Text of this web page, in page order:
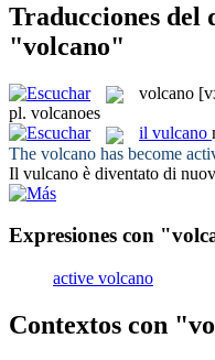
Traducciones del
"volcano"
volcano
pl. volcanoes
il vulcano
The volcano has become
Il vulcano è diventato di
Expresiones con
active volcano
Contextos con